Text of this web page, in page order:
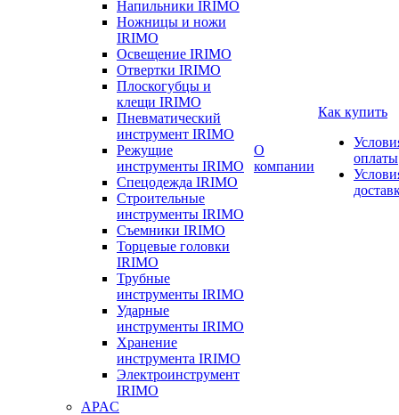
Напильники IRIMO
Ножницы и ножи
IRIMO
Освещение IRIMO
Отвертки IRIMO
Плоскогубцы и
клещи IRIMO
Пневматический
инструмент IRIMO
Режущие
инструменты IRIMO
Спецодежда IRIMO
Строительные
инструменты IRIMO
Съемники IRIMO
Торцевые головки
IRIMO
Трубные
инструменты IRIMO
Ударные
инструменты IRIMO
Хранение
инструмента IRIMO
Электроинструмент
IRIMO
APAC
О
компании
Как купить
оплаты